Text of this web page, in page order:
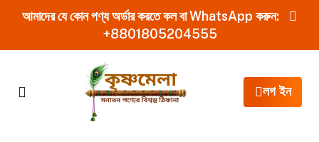
আমাদের যে কোন পণ্য অর্ডার করতে কল বা WhatsApp করুন:
+8801805204555
লগ ইন